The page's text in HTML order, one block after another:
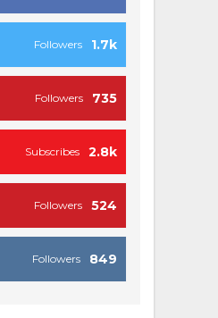
1.7k
Followers
735
Followers
2.8k
Subscribes
524
Followers
849
Followers